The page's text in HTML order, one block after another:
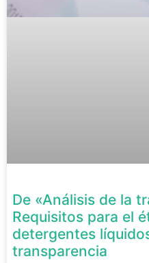
De «Análisis de la
Requisitos para el
detergentes
transparencia